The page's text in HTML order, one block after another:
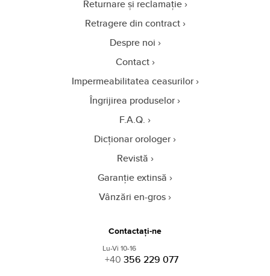
Returnare și reclamație
Retragere din contract
Despre noi
Contact
Impermeabilitatea ceasurilor
Îngrijirea produselor
F.A.Q.
Dicționar orologer
Revistă
Garanție extinsă
Vânzări en-gros
Contactați-ne
Lu-Vi 10-16
+40 356 229 077